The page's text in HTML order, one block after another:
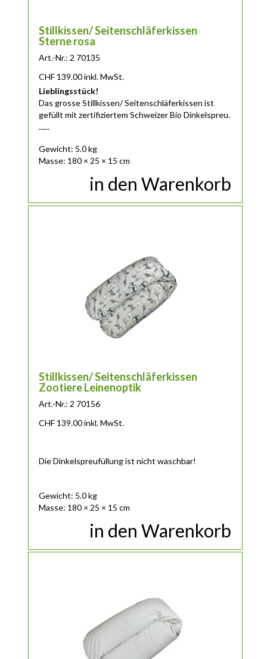
Stillkissen/ Seitenschläferkissen
Sterne rosa
Art.-Nr.: 2 70135
CHF 139.00 inkl. MwSt.
Lieblingsstück!
Das grosseStillkissen/ Seitenschläferkissen ist
gefüllt mit zertifiziertem Schweizer Bio Dinkelspreu.
......
Gewicht: 5.0 kg
Masse: 180 × 25 × 15 cm
in den Warenkorb
Stillkissen/ Seitenschläferkissen
Zootiere Leinenoptik
Art.-Nr.: 2 70156
CHF 139.00 inkl. MwSt.
Die Dinkelspreufüllung ist nicht waschbar!
Gewicht: 5.0 kg
Masse: 180 × 25 × 15 cm
in den Warenkorb